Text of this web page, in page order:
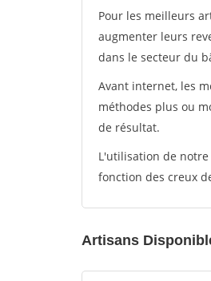
Pour les meilleurs
augmenter leurs
dans le secteur du
Avant internet, les
méthodes plus ou
de résultat.
L'utilisation de
fonction des creux
Artisans